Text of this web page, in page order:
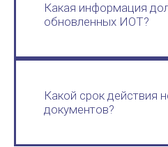
Какая информация
обновленных ИОТ?
Какой срок действия
документов?